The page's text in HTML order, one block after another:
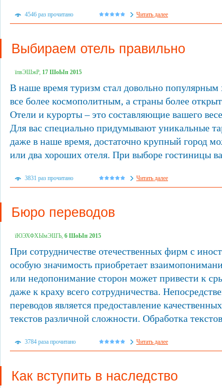
4546 раз прочитано Читать далее
Выбираем отель правильно
їпвЭШжР, 17 ШоЫп 2015
В наше время туризм стал довольно
все более космополитным, а страны более
Отели и курорты – это составляющие вашего
Для вас специально придумывают уникальные
даже в наше время, достаточно крупный город
или два хороших отеля. При выборе гостиницы
3831 раз прочитано Читать далее
Бюро переводов
їЮЭХФХЫмЭШЪ, 6 ШоЫп 2015
При сотрудничестве отечественных фирм с
особую значимость приобретает
или недопонимание сторон может привести к
даже к краху всего сотрудничества.
переводов является предоставление
текстов различной сложности. Обработка
3784 раза прочитано Читать далее
Как вступить в наследство